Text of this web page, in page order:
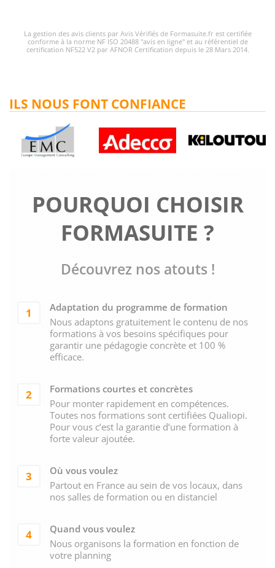
La gestion des avis clients par Avis Vérifiés de Formasuite.fr est certifiée
conforme à la norme NF ISO 20488 "avis en ligne" et au référentiel de
certification NF522 V2 par AFNOR Certification depuis le 28 Mars 2014.
POURQUOI CHOISIR
FORMASUITE ?
Découvrez nos atouts !
1
Adaptation du programme de formation
Nous adaptons gratuitement le contenu de nos
formations à vos besoins spécifiques pour
garantir une pédagogie concrète et 100 %
efficace.
2
Formations courtes et concrètes
Pour monter rapidement en compétences.
Toutes nos formations sont certifiées Qualiopi.
Pour vous c’est la garantie d’une formation à
forte valeur ajoutée.
3
Où vous voulez
Partout en France au sein de vos locaux, dans
nos salles de formation ou en distanciel
4
Quand vous voulez
Nous organisons la formation en fonction de
votre planning
ILS NOUS FONT CONFIANCE